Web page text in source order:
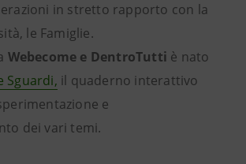
in stretto rapporto con la
le Famiglie.
Webecome e DentroTutti è nato
Sguardi, il quaderno interattivo
e
dei vari temi.